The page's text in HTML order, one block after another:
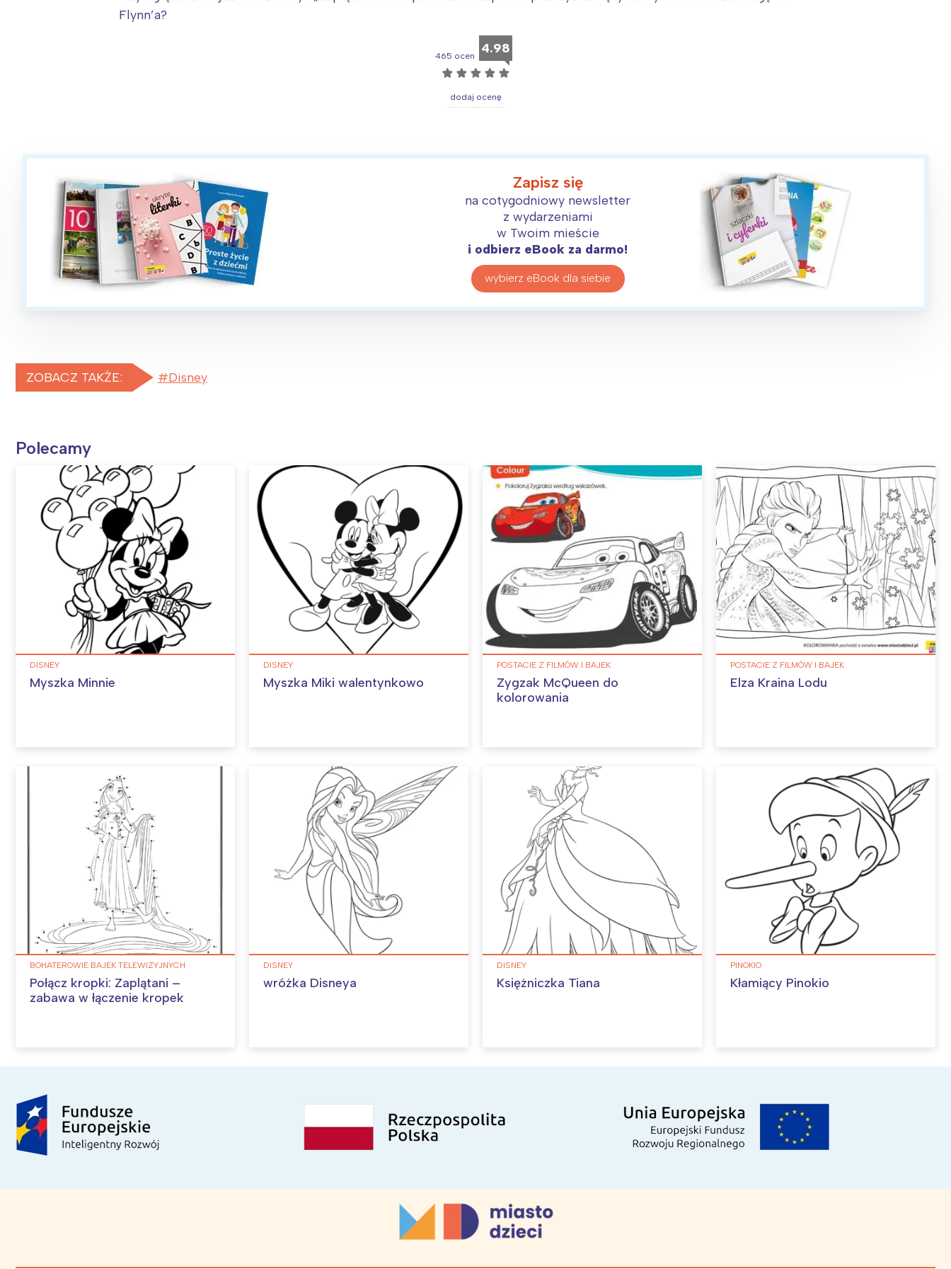
Flynn’a?
465 ocen 4.98
☆ ☆ ☆ ☆ ☆
dodaj ocenę
Zapisz się
na cotygodniowy newsletter
z wydarzeniami
w Twoim mieście
i odbierz eBook za darmo!
wybierz eBook dla siebie
ZOBACZ TAKŻE: Disney
Polecamy
DISNEY
Myszka Minnie
DISNEY
Myszka Miki walentynkowo
POSTACIE Z FILMÓW I BAJEK
Zygzak McQueen do
kolorowania
POSTACIE Z FILMÓW I BAJEK
Elza Kraina Lodu
BOHATEROWIE BAJEK TELEWIZYJNYCH
Połącz kropki: Zaplątani –
zabawa w łączenie kropek
DISNEY
wróżka Disneya
DISNEY
Księżniczka Tiana
PINOKIO
Kłamiący Pinokio
Północ
Wszystkie
Wybieram